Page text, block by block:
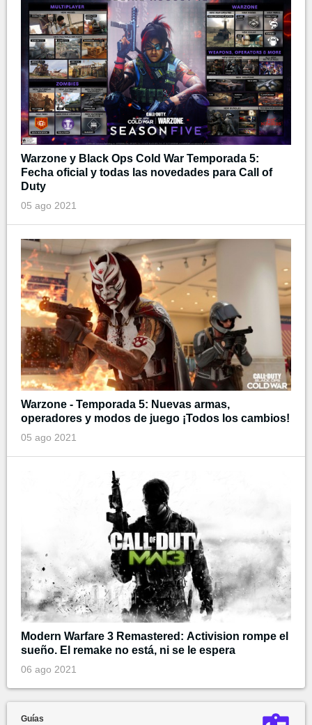
Warzone y Black Ops Cold War Temporada 5:
Fecha oficial y todas las novedades para Call of
Duty
05 ago 2021
Warzone - Temporada 5: Nuevas armas,
operadores y modos de juego ¡Todos los cambios!
05 ago 2021
Modern Warfare 3 Remastered: Activision rompe el
sueño. El remake no está, ni se le espera
06 ago 2021
Guías